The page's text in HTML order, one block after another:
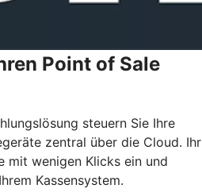
Point of Sale
steuern Sie Ihre
zentral über die Cloud. Ihr
mit wenigen Klicks ein und
Kassensystem.